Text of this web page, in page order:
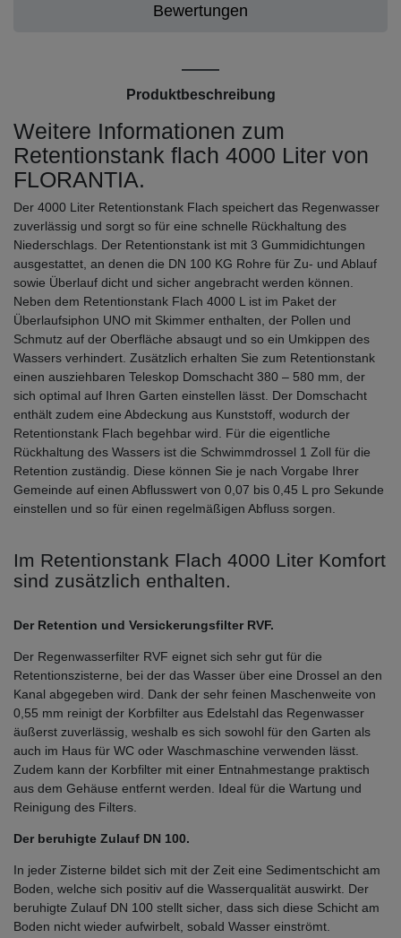
Bewertungen
Produktbeschreibung
Weitere Informationen zum
Retentionstank flach 4000 Liter von
FLORANTIA.
Der 4000 Liter Retentionstank Flach speichert das Regenwasser
zuverlässig und sorgt so für eine schnelle Rückhaltung des
Niederschlags. Der Retentionstank ist mit 3 Gummidichtungen
ausgestattet, an denen die DN 100 KG Rohre für Zu- und Ablauf
sowie Überlauf dicht und sicher angebracht werden können.
Neben dem Retentionstank Flach 4000 L ist im Paket der
Überlaufsiphon UNO mit Skimmer enthalten, der Pollen und
Schmutz auf der Oberfläche absaugt und so ein Umkippen des
Wassers verhindert. Zusätzlich erhalten Sie zum Retentionstank
einen ausziehbaren Teleskop Domschacht 380 – 580 mm, der
sich optimal auf Ihren Garten einstellen lässt. Der Domschacht
enthält zudem eine Abdeckung aus Kunststoff, wodurch der
Retentionstank Flach begehbar wird. Für die eigentliche
Rückhaltung des Wassers ist die Schwimmdrossel 1 Zoll für die
Retention zuständig. Diese können Sie je nach Vorgabe Ihrer
Gemeinde auf einen Abflusswert von 0,07 bis 0,45 L pro Sekunde
einstellen und so für einen regelmäßigen Abfluss sorgen.
Im Retentionstank Flach 4000 Liter Komfort
sind zusätzlich enthalten.
Der Retention und Versickerungsfilter RVF.
Der Regenwasserfilter RVF eignet sich sehr gut für die
Retentionszisterne, bei der das Wasser über eine Drossel an den
Kanal abgegeben wird. Dank der sehr feinen Maschenweite von
0,55 mm reinigt der Korbfilter aus Edelstahl das Regenwasser
äußerst zuverlässig, weshalb es sich sowohl für den Garten als
auch im Haus für WC oder Waschmaschine verwenden lässt.
Zudem kann der Korbfilter mit einer Entnahmestange praktisch
aus dem Gehäuse entfernt werden. Ideal für die Wartung und
Reinigung des Filters.
Der beruhigte Zulauf DN 100.
In jeder Zisterne bildet sich mit der Zeit eine Sedimentschicht am
Boden, welche sich positiv auf die Wasserqualität auswirkt. Der
beruhigte Zulauf DN 100 stellt sicher, dass sich diese Schicht am
Boden nicht wieder aufwirbelt, sobald Wasser einströmt.